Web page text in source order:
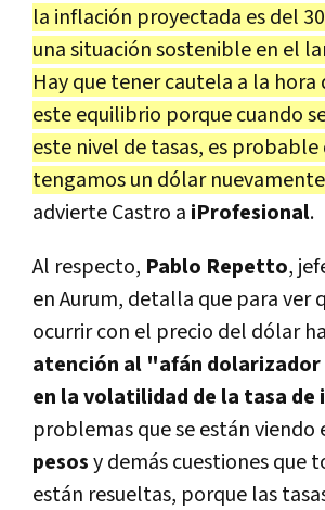
la inflación proyectada es del
una situación sostenible en el
Hay que tener cautela a la hora
este equilibrio porque cuando
este nivel de tasas, es probable
tengamos un dólar
advierte Castro a iProfesional.
Al respecto, Pablo Repetto,
en Aurum, detalla que para ver
ocurrir con el precio del dólar
atención al "afán dolarizador
en la volatilidad de la tasa de
problemas que se están viendo
pesosy demás cuestiones que
están resueltas, porque las